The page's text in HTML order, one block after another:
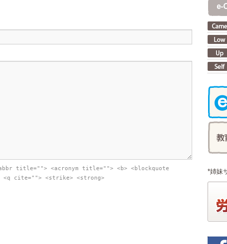
title=""> <acronym title=""> <b> <blockquote
<q cite=""> <strike> <strong>
*姉妹